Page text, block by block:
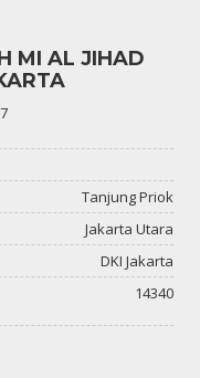
MI AL JIHAD
Tanjung Priok
Jakarta Utara
DKI Jakarta
14340